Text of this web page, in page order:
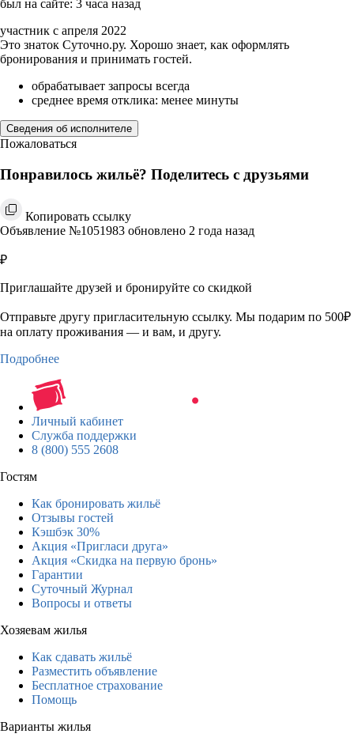
был на сайте: 3 часа назад
участник с апреля 2022
Это знаток Суточно.ру. Хорошо знает, как оформлять
бронирования и принимать гостей.
обрабатывает запросы всегда
среднее время отклика: менее минуты
Сведения об исполнителе
Пожаловаться
Понравилось жильё? Поделитесь с друзьями
Копировать ссылку
Объявление №1051983 обновлено 2 года назад
₽
Приглашайте друзей и бронируйте со скидкой
Отправьте другу пригласительную ссылку. Мы подарим по 500₽
на оплату проживания — и вам, и другу.
Подробнее
Личный кабинет
Служба поддержки
8 (800) 555 2608
Гостям
Как бронировать жильё
Отзывы гостей
Кэшбэк 30%
Акция «Пригласи друга»
Акция «Скидка на первую бронь»
Гарантии
Суточный Журнал
Вопросы и ответы
Хозяевам жилья
Как сдавать жильё
Разместить объявление
Бесплатное страхование
Помощь
Варианты жилья